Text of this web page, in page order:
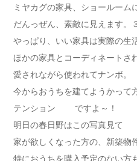
ミヤカグの家具、ショールーム
だんっぜん、素敵に見えます。
やっぱり、いい家具は実際の生
ほかの家具とコーディネートさ
愛されながら使われてナンボ。
今からおうちを建てようかって
テンション
ですよ～！
明日の春日野はこの写真見て
家が欲しくなった方の、新築物
特におうちを購入予定のない方